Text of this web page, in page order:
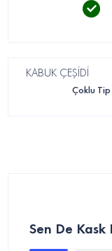
KABUK ÇEŞİDİ
Çoklu Tip
Sen De Kask